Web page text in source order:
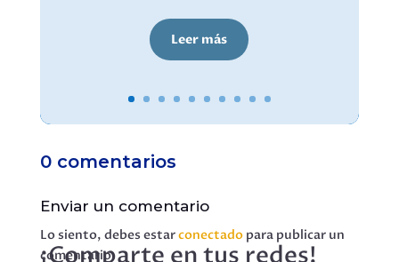
Leer más
0 comentarios
Enviar un comentario
Lo siento, debes estarconectadopara publicar un
comentario.